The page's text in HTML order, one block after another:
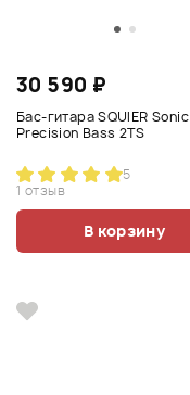
30 590 ₽
Бас-гитара SQUIER Sonic
Precision Bass 2TS
5
1 отзыв
В корзину